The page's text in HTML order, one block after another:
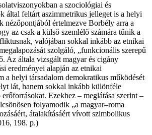
a szociológiai és
által feltárt aszimmetrikus jelleget is a helyi
nézőpontjából értelmezve Borbély arra a
az csak a külső szemlélő számára tűnik a
valójában sokkal inkább az etnikai
szolgáló, „funkcionális szerepű
Az általa vizsgált magyar és cigány
eredményei alapján az etnikai
a helyi társadalom demokratikus működését
lát, hanem sokkal inkább különféle
Ezekhez – meglátása szerint –
folyamodik „a magyar–roma
átalakításáért vívott szimbolikus
198. p.)